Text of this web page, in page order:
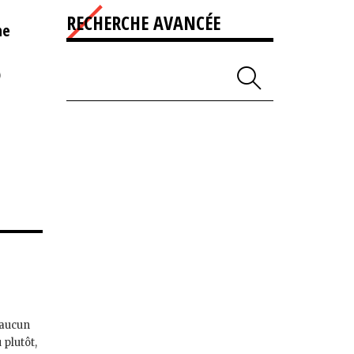
plutôt,
RECHERCHE AVANCÉE